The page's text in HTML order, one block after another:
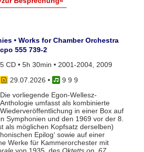
• Works for Chamber Orchestra
cpo 555 739-2
5 CD • 5h 30min • 2001-2004, 2009
29.07.2026 •
9 9 9
Die vorliegende Egon-Wellesz-
Anthologie umfasst als kombinierte
Wiederveröffentlichung in einer Box auf
Symphonien und den 1969 vor der 8.
als möglichen Kopfsatz derselben)
Epilog‘ sowie auf einer
Werke für Kammerorchester mit